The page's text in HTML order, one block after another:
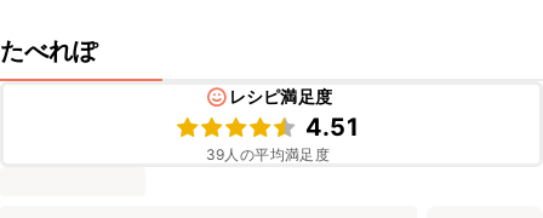
たべれぽ
レシピ満足度
4.51
39人の平均満足度